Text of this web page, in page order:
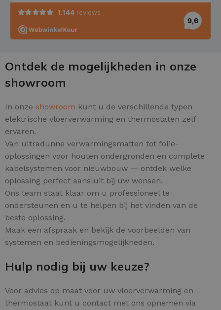
Ontdek de mogelijkheden in onze
showroom
In onze showroom kunt u de verschillende typen
elektrische vloerverwarming en thermostaten zelf
ervaren.
Van ultradunne verwarmingsmatten tot folie-
oplossingen voor houten ondergronden en complete
kabelsystemen voor nieuwbouw — ontdek welke
oplossing perfect aansluit bij uw wensen.
Ons team staat klaar om u professioneel te
ondersteunen en u te helpen bij het vinden van de
beste oplossing.
Maak een afspraak en bekijk de voorbeelden van
systemen en bedieningsmogelijkheden.
Hulp nodig bij uw keuze?
Voor advies op maat voor uw vloerverwarming en
thermostaat kunt u contact met ons opnemen via